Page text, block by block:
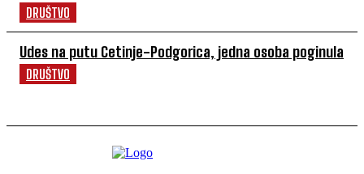
DRUŠTVO
Udes na putu Cetinje-Podgorica, jedna osoba poginula
DRUŠTVO